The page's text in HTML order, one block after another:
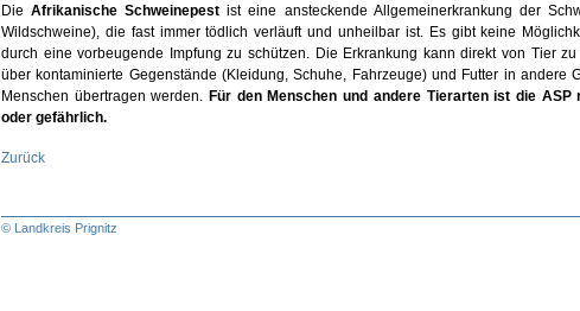
DieAfrikanische Schweinepest ist eine ansteckende Allgemeinerkrankung der
Wildschweine), die fast immer tödlich verläuft und unheilbar ist. Es gibt keine
durch eine vorbeugende Impfung zu schützen. Die Erkrankung kann direkt von Tier
über kontaminierte Gegenstände (Kleidung, Schuhe, Fahrzeuge) und Futter in andere
Menschen übertragen werden. Für den Menschen und andere Tierarten ist die ASP
oder gefährlich.
Zurück
© Landkreis Prignitz